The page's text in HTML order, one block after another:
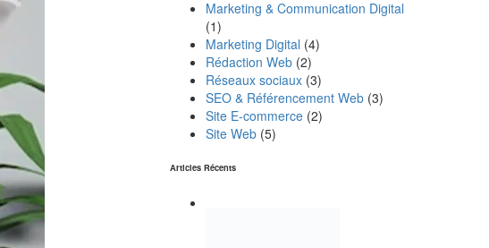
Marketing & Communication Digital
(1)
Marketing Digital (4)
Rédaction Web (2)
Réseaux sociaux (3)
SEO & Référencement Web (3)
Site E-commerce (2)
Site Web (5)
Articles Récents